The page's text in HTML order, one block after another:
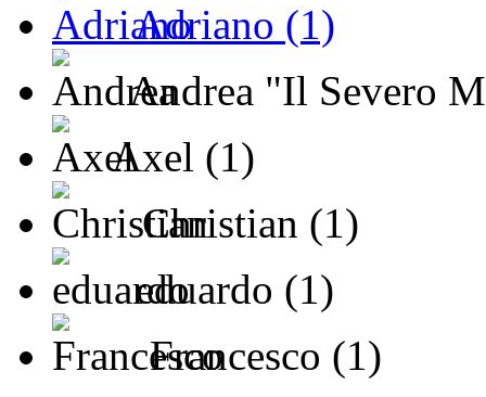
Adriano (1)
Andrea "Il Severo
Axel (1)
Christian (1)
eduardo (1)
Francesco (1)